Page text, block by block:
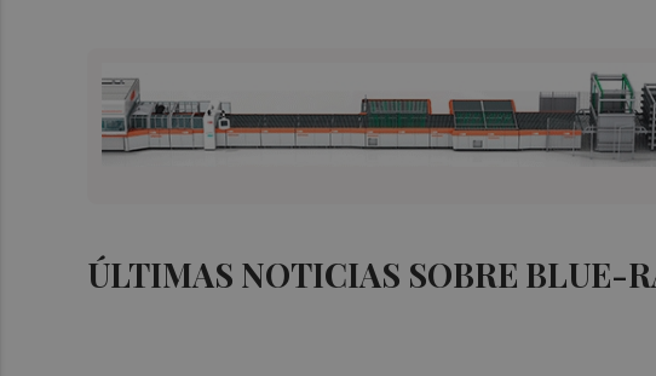
ÚLTIMAS NOTICIAS SOBRE BLUE-